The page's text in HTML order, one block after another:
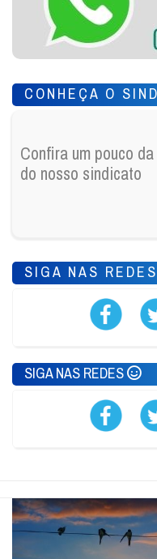
CONHEÇA O
Confira um pouco
do nosso sindicato
SIGA NAS REDES
SIGA NAS REDES